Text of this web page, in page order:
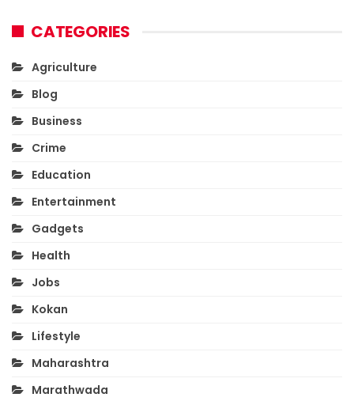
CATEGORIES
Agriculture
Blog
Business
Crime
Education
Entertainment
Gadgets
Health
Jobs
Kokan
Lifestyle
Maharashtra
Marathwada